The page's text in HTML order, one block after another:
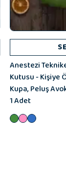
Anestezi
Kutusu - Kişiye
Kupa, Peluş
1 Adet